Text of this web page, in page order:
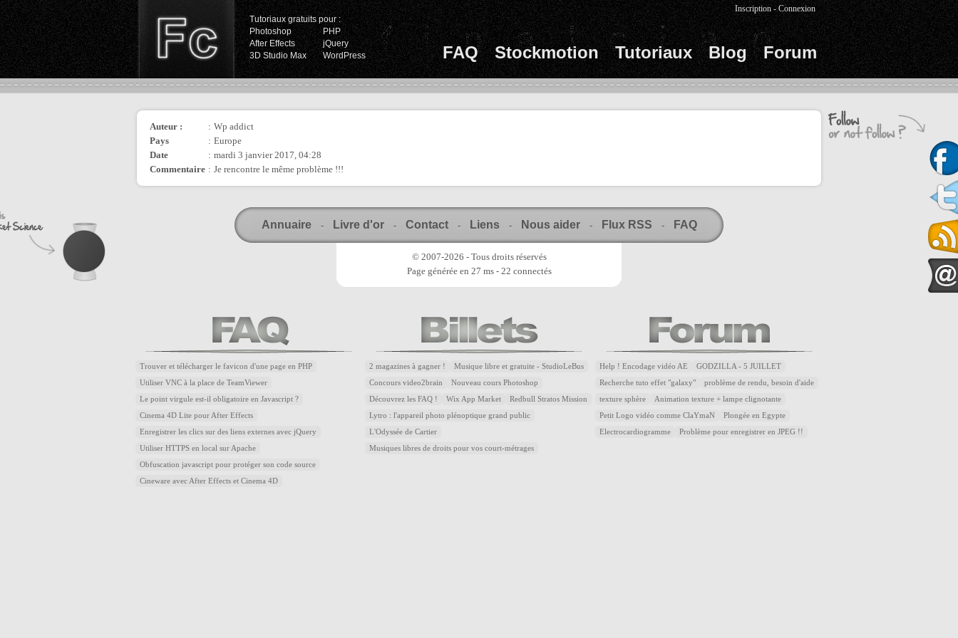
Tutoriaux gratuits pour :
Photoshop
PHP
After Effects
jQuery
3D Studio Max
WordPress FAQ Stockmotion Tutoriaux Blog Forum
Inscription -Connexion
Auteur : : Wp addict
Pays
: Europe
Date
: mardi 3 janvier 2017, 04:28
Commentaire : Je rencontre le même problème !!!
Annuaire - Livre d'or - Contact - Liens - Nous aider - Flux RSS - FAQ
© 2007-2026 - Tous droits réservés
Page générée en 27 ms - 22 connectés
Trouver et télécharger le favicon d'une page en PHP
Utiliser VNC à la place de TeamViewer
Le point virgule est-il obligatoire en Javascript ?
Cinema 4D Lite pour After Effects
Enregistrer les clics sur des liens externes avec jQuery
Utiliser HTTPS en local sur Apache
Obfuscation javascript pour protéger son code source
Cineware avec After Effects et Cinema 4D
2 magazines à gagner ! Musique libre et gratuite - StudioLeBus
Concours video2brain Nouveau cours Photoshop
Découvrez les FAQ ! Wix App Market Redbull Stratos Mission
Lytro : l'appareil photo plénoptique grand public
L'Odyssée de Cartier
Musiques libres de droits pour vos court-métrages
Help ! Encodage vidéo AE GODZILLA - 5 JUILLET
Recherche tuto effet "galaxy" problème de rendu, besoin d'aide
texture sphère Animation texture + lampe clignotante
Petit Logo vidéo comme ClaYmaN Plongée en Egypte
Electrocardiogramme Problème pour enregistrer en JPEG !!